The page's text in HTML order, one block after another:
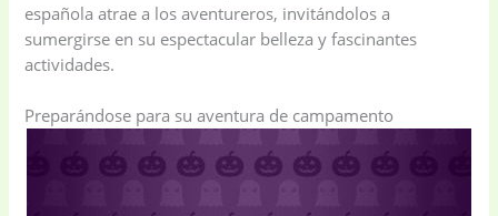
española atrae a los aventureros, invitándolos a
sumergirse en su espectacular belleza y fascinantes
actividades.
Preparándose para su aventura de campamento